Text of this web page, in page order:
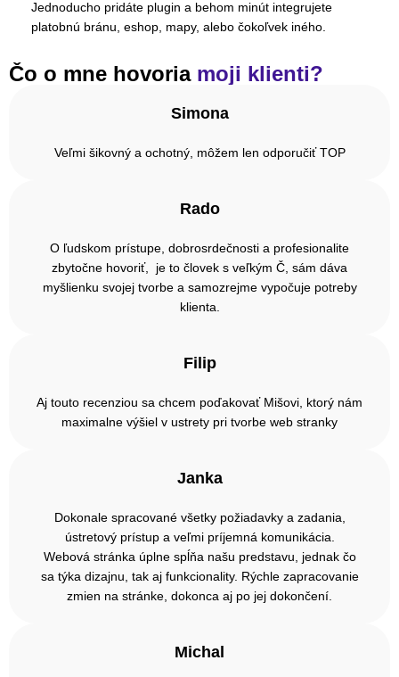
Jednoducho pridáte plugin a behom minút integrujete
platobnú bránu, eshop, mapy, alebo čokoľvek iného.
Čo o mne hovoriamoji klienti?
Simona
Veľmi šikovný a ochotný, môžem len odporučiť TOP
Rado
O ľudskom prístupe, dobrosrdečnosti a profesionalite
zbytočne hovoriť, je to človek s veľkým Č, sám dáva
myšlienku svojej tvorbe a samozrejme vypočuje potreby
klienta.
Filip
Aj touto recenziou sa chcem poďakovať Mišovi, ktorý nám
maximalne výšiel v ustrety pri tvorbe web stranky
Janka
Dokonale spracované všetky požiadavky a zadania,
ústretový prístup a veľmi príjemná komunikácia.
Webová stránka úplne spĺňa našu predstavu, jednak čo
sa týka dizajnu, tak aj funkcionality. Rýchle zapracovanie
zmien na stránke, dokonca aj po jej dokončení.
Michal